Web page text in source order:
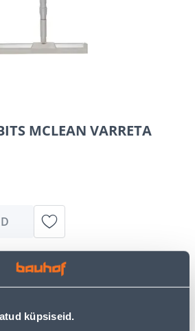
küpsiseid.
MCLEAN VARRETA
teid, et soovitud toode on
tõttu ajutiselt otsas. Siiski
võivad teile sama palju rõõmu